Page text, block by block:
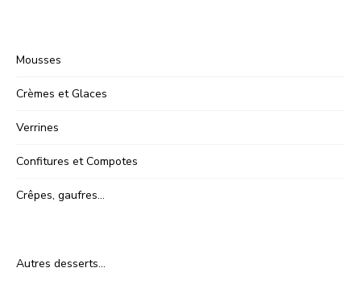
Mousses
Crèmes et Glaces
Verrines
Confitures et Compotes
Crêpes, gaufres…
Autres desserts…